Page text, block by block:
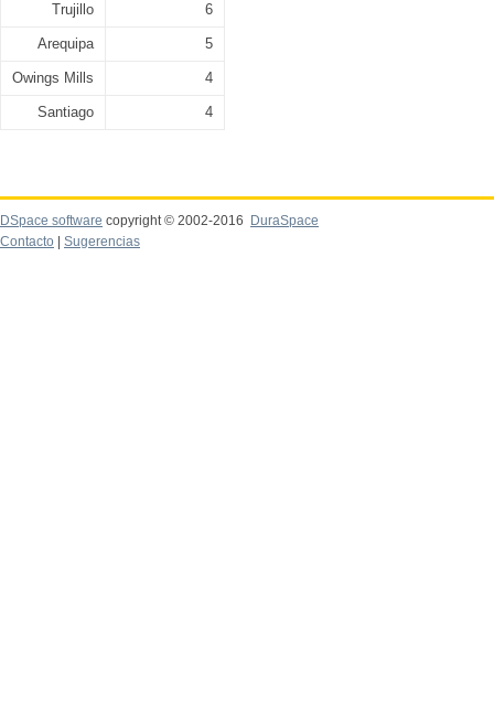
Trujillo 6
Arequipa 5
Owings Mills 4
Santiago 4
DSpace software copyright © 2002-2016
DuraSpace
Contacto
Sugerencias